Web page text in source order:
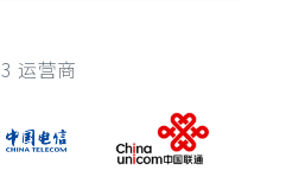
3 运营商